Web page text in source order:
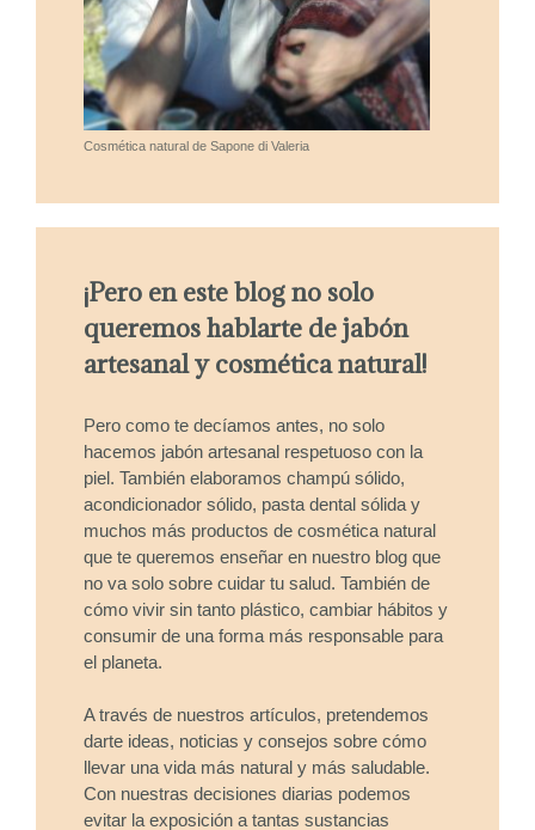
Cosmética natural de Sapone di Valeria
¡Pero en este blog no solo
queremos hablarte de jabón
artesanal y cosmética natural!
Pero como te decíamos antes, no solo
hacemos jabón artesanal respetuoso con la
piel. También elaboramos champú sólido,
acondicionador sólido, pasta dental sólida y
muchos más productos de cosmética natural
que te queremos enseñar en nuestro blog que
no va solo sobre cuidar tu salud. También de
cómo vivir sin tanto plástico, cambiar hábitos y
consumir de una forma más responsable para
el planeta.
A través de nuestros artículos, pretendemos
darte ideas, noticias y consejos sobre cómo
llevar una vida más natural y más saludable.
Con nuestras decisiones diarias podemos
evitar la exposición a tantas sustancias